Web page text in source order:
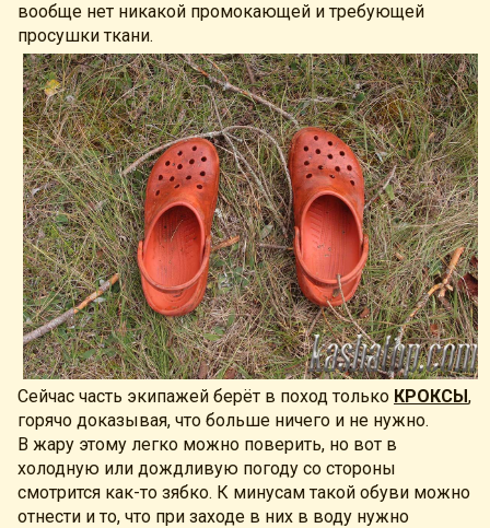
вообще нет никакой промокающей и требующей
просушки ткани.
Сейчас часть экипажей берёт в поход только КРОКСЫ,
горячо доказывая, что больше ничего и не нужно.
В жару этому легко можно поверить, но вот в
холодную или дождливую погоду со стороны
смотрится как-то зябко. К минусам такой обуви можно
отнести и то, что при заходе в них в воду нужно